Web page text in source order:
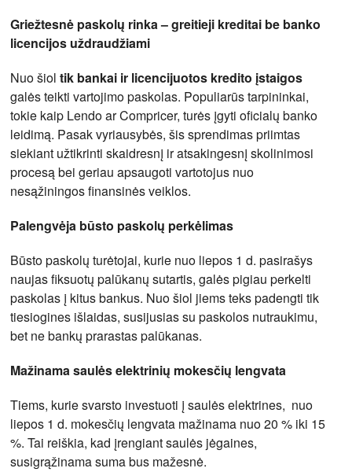
Griežtesnė paskolų rinka – greitieji kreditai be banko
licencijos uždraudžiami
Nuo šioltik bankai ir licencijuotos kredito įstaigos
galės teikti vartojimo paskolas. Populiarūs tarpininkai,
tokie kaip Lendo ar Compricer, turės įgyti oficialų banko
leidimą. Pasak vyriausybės, šis sprendimas priimtas
siekiant užtikrinti skaidresnį ir atsakingesnį skolinimosi
procesą bei geriau apsaugoti vartotojus nuo
nesąžiningos finansinės veiklos.
Palengvėja būsto paskolų perkėlimas
Būsto paskolų turėtojai, kurie nuo liepos 1 d. pasirašys
naujas fiksuotų palūkanų sutartis, galės pigiau perkelti
paskolas į kitus bankus. Nuo šiol jiems teks padengti tik
tiesiogines išlaidas, susijusias su paskolos nutraukimu,
bet ne bankų prarastas palūkanas.
Mažinama saulės elektrinių mokesčių lengvata
Tiems, kurie svarsto investuoti į saulės elektrines, nuo
liepos 1 d. mokesčių lengvata mažinama nuo 20 % iki 15
%. Tai reiškia, kad įrengiant saulės jėgaines,
susigrąžinama suma bus mažesnė.